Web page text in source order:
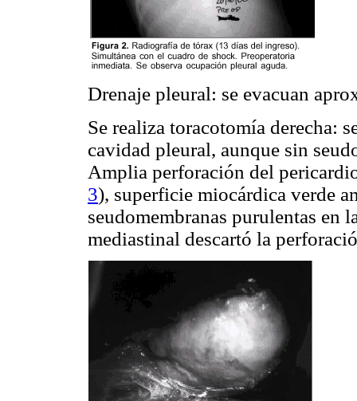
Drenaje pleural: se evacuan
Se realiza toracotomía derecha:
cavidad pleural, aunque sin
Amplia perforación del
3), superficie miocárdica verde
seudomembranas purulentas en
mediastinal descartó la